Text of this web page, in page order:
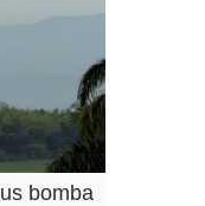
bomba